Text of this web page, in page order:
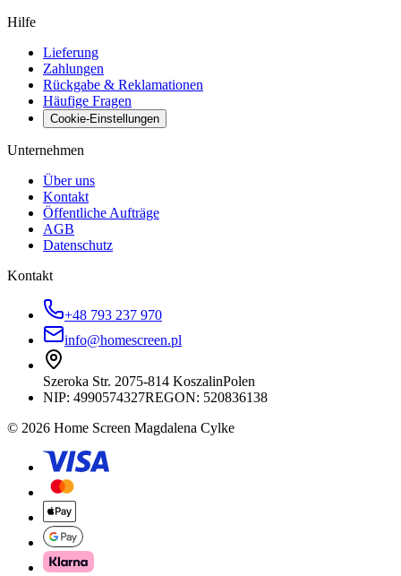
Hilfe
Lieferung
Zahlungen
Rückgabe & Reklamationen
Häufige Fragen
Cookie-Einstellungen
Unternehmen
Über uns
Kontakt
Öffentliche Aufträge
AGB
Datenschutz
Kontakt
+48 793 237 970
info@homescreen.pl
Szeroka Str. 2075-814 KoszalinPolen
NIP: 4990574327REGON: 520836138
© 2026 Home Screen Magdalena Cylke